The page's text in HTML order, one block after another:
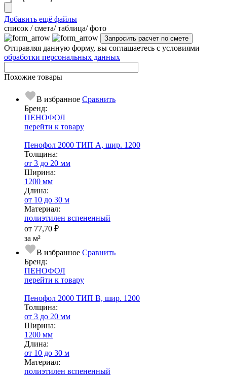
Добавить ещё файлы
cписок / смета/ таблица/ фото
Отправляя данную форму, вы соглашаетесь с условиями
обработки персональных данных
Похожие товары
В избранное Сравнить
Бренд:
ПЕНОФОЛ
перейти к товару
Пенофол 2000 ТИП А, шир. 1200
Тол­щи­на:
от 3 до 20 мм
Ширина:
1200 мм
Длина:
от 10 до 30 м
Ма­­те­­ри­­ал:
полиэтилен вспененный
от 77,70 ₽
за м²
В избранное Сравнить
Бренд:
ПЕНОФОЛ
перейти к товару
Пенофол 2000 ТИП B, шир. 1200
Тол­щи­на:
от 3 до 20 мм
Ширина:
1200 мм
Длина:
от 10 до 30 м
Ма­­те­­ри­­ал:
полиэтилен вспененный